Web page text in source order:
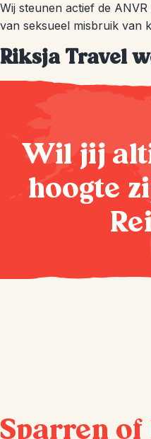
Wij steunen actief de
van seksueel misbruik van
Riksja Travel
Wil jij
hoogte
Sparren